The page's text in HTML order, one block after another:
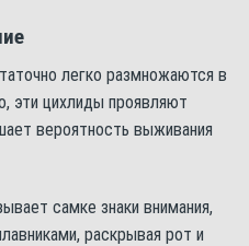
легко размножаются в
эти цихлиды проявляют
вероятность выживания
самке знаки внимания,
раскрывая рот и